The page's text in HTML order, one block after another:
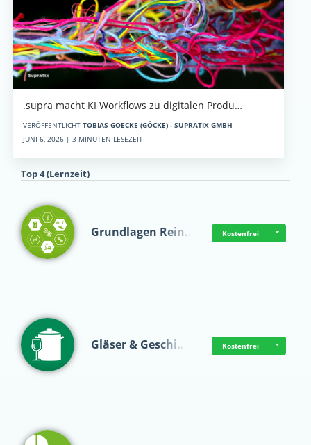
.supra macht KI Workflows zu digitalen Produ…
VERÖFFENTLICHT TOBIAS GOECKE (GÖCKE) - SUPRATIX GMBH
JUNI 6, 2026 | 3 MINUTEN LESEZEIT
Top 4 (Lernzeit)
Grundlagen Rein… Kostenfrei
Gläser & Geschi… Kostenfrei